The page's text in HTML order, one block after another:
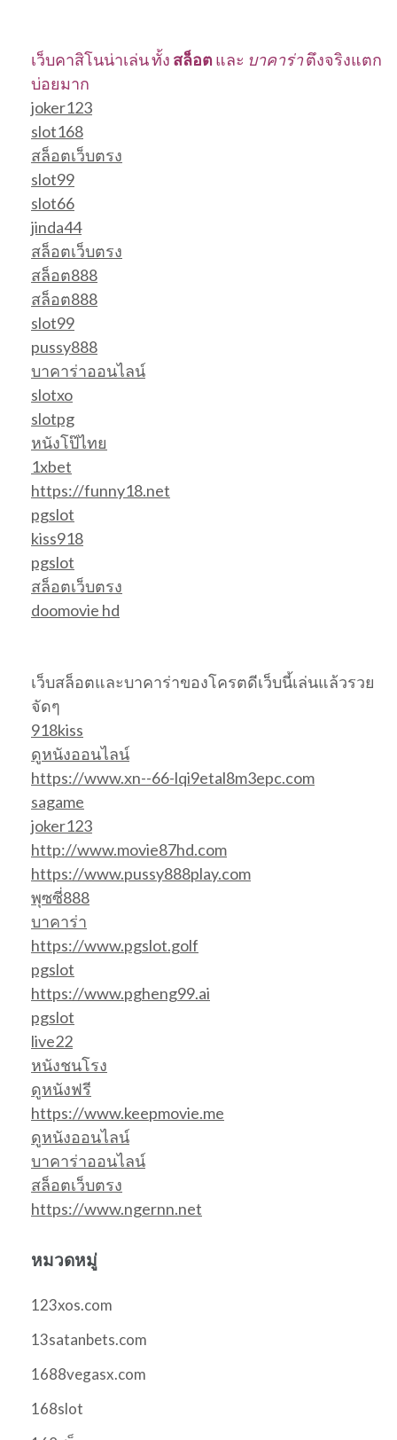
เว็บคาสิโนน่าเล่น ทั้ง สล็อตและ บาคาร่าตึงจริงแตก
บ่อยมาก
joker123
slot168
สล็อตเว็บตรง
slot99
slot66
jinda44
สล็อตเว็บตรง
สล็อต888
สล็อต888
slot99
pussy888
บาคาร่าออนไลน์
slotxo
slotpg
หนังโป๊ไทย
1xbet
https://funny18.net
pgslot
kiss918
pgslot
สล็อตเว็บตรง
doomovie hd
เว็บสล็อตและบาคาร่าของโครตดีเว็บนี้เล่นแล้วรวย
จัดๆ
918kiss
ดูหนังออนไลน์
https://www.xn--66-lqi9etal8m3epc.com
sagame
joker123
http://www.movie87hd.com
https://www.pussy888play.com
พุซซี่888
บาคาร่า
https://www.pgslot.golf
pgslot
https://www.pgheng99.ai
pgslot
live22
หนังชนโรง
ดูหนังฟรี
https://www.keepmovie.me
ดูหนังออนไลน์
บาคาร่าออนไลน์
สล็อตเว็บตรง
https://www.ngernn.net
หมวดหมู่
123xos.com
13satanbets.com
1688vegasx.com
168slot